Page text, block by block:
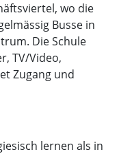
wo die
Busse in
Die Schule
TV/Video,
Zugang und
lernen als in